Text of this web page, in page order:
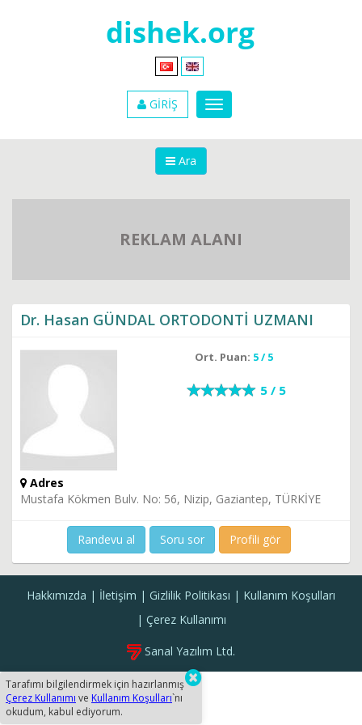
GİRİŞ
Ara
REKLAM ALANI
Dr. Hasan GÜNDAL ORTODONTİ UZMANI
Ort. Puan: 5 / 5
5 / 5
Adres
Mustafa Kökmen Bulv. No: 56, Nizip, Gaziantep, TÜRKİYE
Randevu al Soru sor Profili gör
Hakkımızda İletişim Gizlilik Politikası
Kullanım Koşulları
Çerez Kullanımı
Sanal Yazılım Ltd.
Tarafımı bilgilendirmek için hazırlanmış
Çerez Kullanımı ve Kullanım Koşulları`nı
okudum, kabul ediyorum.